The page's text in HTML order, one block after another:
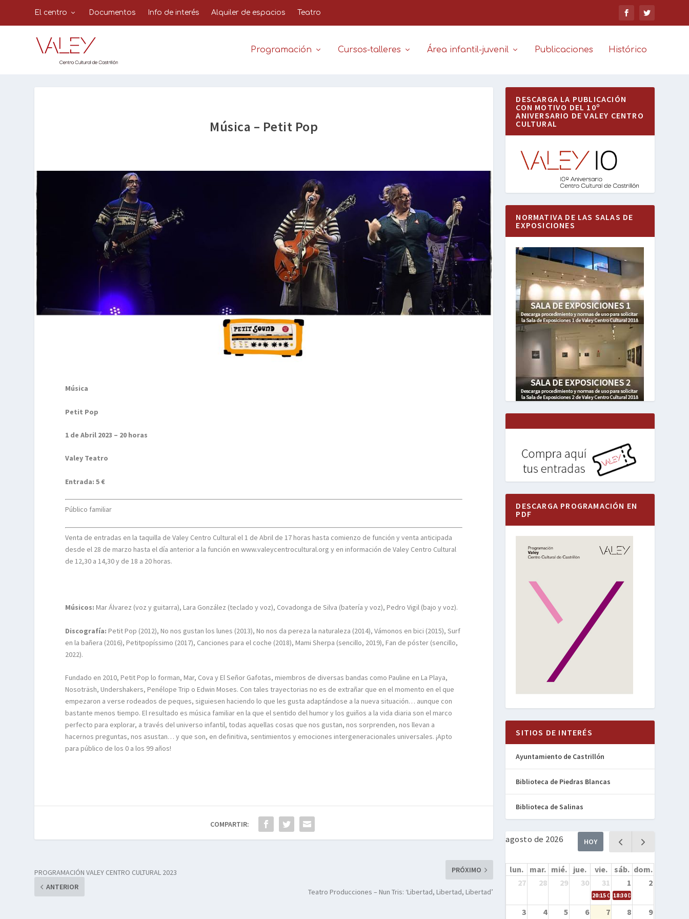
El centro Documentos Info de interés Alquiler de espacios Teatro
Programación Cursos-talleres Área infantil-juvenil Publicaciones Histórico
Música – Petit Pop
Música
Petit Pop
1 de Abril 2023 – 20 horas
Valey Teatro
Entrada: 5 €
Público familiar
Venta de entradas en la taquilla de Valey Centro Cultural el 1 de Abril de 17 horas hasta comienzo de función y venta anticipada
desde el 28 de marzo hasta el día anterior a la función en www.valeycentrocultural.org y en información de Valey Centro Cultural
de 12,30 a 14,30 y de 18 a 20 horas.
Músicos: Mar Álvarez (voz y guitarra), Lara González (teclado y voz), Covadonga de Silva (batería y voz), Pedro Vigil (bajo y voz).
Discografía: Petit Pop (2012), No nos gustan los lunes (2013), No nos da pereza la naturaleza (2014), Vámonos en bici (2015), Surf
en la bañera (2016), Petitpopíssimo (2017), Canciones para el coche (2018), Mami Sherpa (sencillo, 2019), Fan de póster (sencillo,
2022).
Fundado en 2010, Petit Pop lo forman, Mar, Cova y El Señor Gafotas, miembros de diversas bandas como Pauline en La Playa,
Nosoträsh, Undershakers, Penélope Trip o Edwin Moses. Con tales trayectorias no es de extrañar que en el momento en el que
empezaron a verse rodeados de peques, siguiesen haciendo lo que les gusta adaptándose a la nueva situación… aunque con
bastante menos tiempo. El resultado es música familiar en la que el sentido del humor y los guiños a la vida diaria son el marco
perfecto para explorar, a través del universo infantil, todas aquellas cosas que nos gustan, nos sorprenden, nos llevan a
hacernos preguntas, nos asustan… y que son, en definitiva, sentimientos y emociones intergeneracionales universales. ¡Apto
para público de los 0 a los 99 años!
COMPARTIR:
PROGRAMACIÓN VALEY CENTRO CULTURAL 2023
ANTERIOR
PRÓXIMO
Teatro Producciones – Nun Tris: ‘Libertad, Libertad, Libertad’
DESCARGA LA PUBLICACIÓN
CON MOTIVO DEL 10º
ANIVERSARIO DE VALEY CENTRO
CULTURAL
NORMATIVA DE LAS SALAS DE
EXPOSICIONES
DESCARGA PROGRAMACIÓN EN
PDF
SITIOS DE INTERÉS
Ayuntamiento de Castrillón
Biblioteca de Piedras Blancas
Biblioteca de Salinas
agosto de 2026 HOY
lun. mar. mié. jue. vie. sáb. dom.
27
28 29 30 31 1 2
20:15Cine en la calle – Cómo
18:30Danza – Cita en el
3 4 5 6 7 8 9